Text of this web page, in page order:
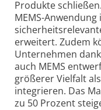
Produkte
MEMS-
erweitert. Zudem
Unternehmen
auch MEMS
größerer Vielfalt
integrieren. Das
zu 50 Prozent